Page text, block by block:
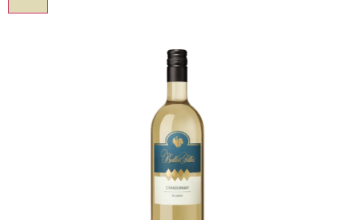
Ajouter au panier